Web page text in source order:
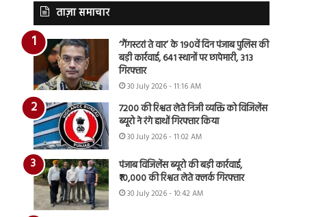
ताज़ा समाचार
‘गैंगस्टरां ते वार’ के 190वें दिन पंजाब पुलिस की
बड़ी कार्रवाई, 641 स्थानों पर छापेमारी, 313
गिरफ्तार
30 July 2026 - 11:16 AM
7200 की रिश्वत लेते निजी व्यक्ति को विजिलेंस
ब्यूरो ने रंगे हाथों गिरफ्तार किया
30 July 2026 - 11:02 AM
पंजाब विजिलेंस ब्यूरो की बड़ी कार्रवाई,
₹10,000 की रिश्वत लेते क्लर्क गिरफ्तार
30 July 2026 - 10:42 AM